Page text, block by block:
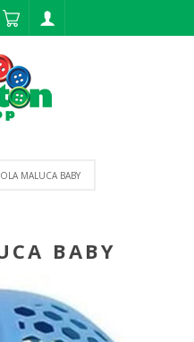
MALUCA BABY
BABY